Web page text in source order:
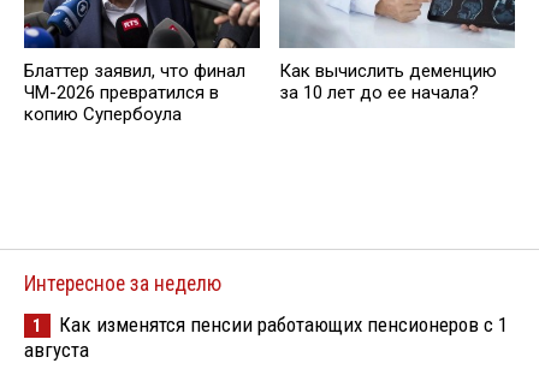
Блаттер заявил, что финал
ЧМ-2026 превратился в
копию Супербоула
Как вычислить деменцию
за 10 лет до ее начала?
Интересное за неделю
1
Как изменятся пенсии работающих пенсионеров с 1
августа